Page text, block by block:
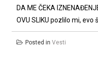
DA ME ČEKA
OVU SLIKU pozlilo mi, evo
Posted in Vesti